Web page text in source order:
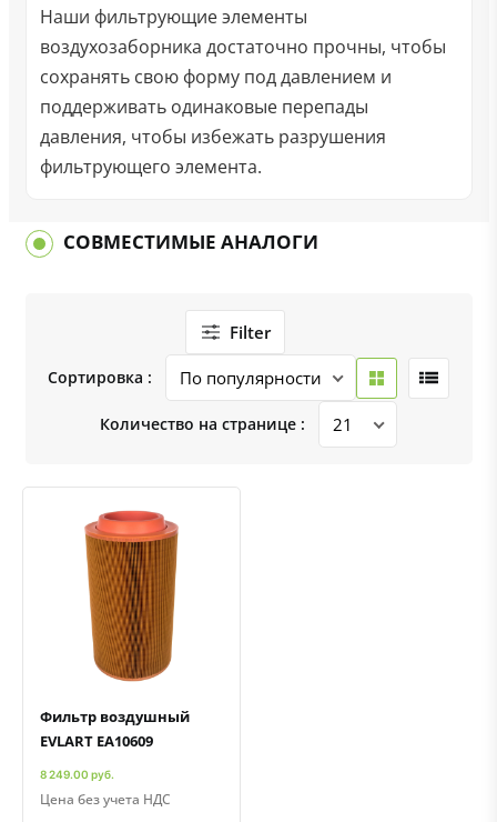
Наши фильтрующие элементы
воздухозаборника достаточно прочны, чтобы
сохранять свою форму под давлением и
поддерживать одинаковые перепады
давления, чтобы избежать разрушения
фильтрующего элемента.
СОВМЕСТИМЫЕ АНАЛОГИ
Filter
Сортировка :
Количество на странице :
Быстрый просмотрДобавить к сравнению
Добавить в избранное
Фильтр воздушный
EVLART EA10609
8 249.00 руб.
Цена без учета НДС